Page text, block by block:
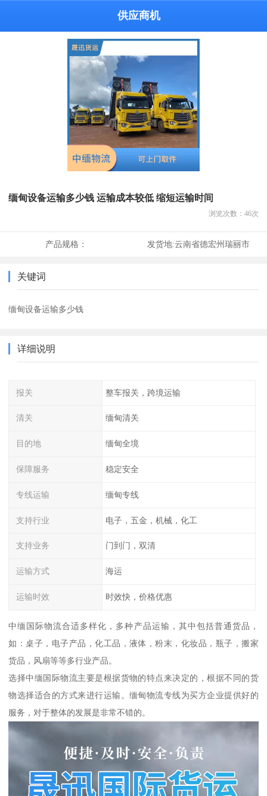
供应商机
缅甸设备运输多少钱 运输成本较低 缩短运输时间
浏览次数： 46次
产品规格： 发货地:云南省德宏州瑞丽市
关键词
缅甸设备运输多少钱
详细说明
报关 整车报关，跨境运输
清关 缅甸清关
目的地 缅甸全境
保障服务 稳定安全
专线运输 缅甸专线
支持行业 电子，五金，机械，化工
支持业务 门到门，双清
运输方式 海运
运输时效 时效快，价格优惠
中缅国际物流合适多样化，多种产品运输，其中包括普通货品，
如：桌子，电子产品，化工品，液体，粉末，化妆品，瓶子，搬家
货品，风扇等等多行业产品。
选择中缅国际物流主要是根据货物的特点来决定的，根据不同的货
物选择适合的方式来进行运输。缅甸物流专线为买方企业提供好的
服务，对于整体的发展是非常不错的。